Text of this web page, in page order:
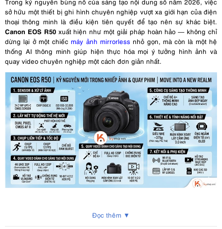
sở hữu một thiết bị ghi hình chuyên nghiệp vượt xa giới hạn của điện
thoại thông minh là điều kiện tiên quyết để tạo nên sự khác biệt.
Canon EOS R50xuất hiện như một giải pháp hoàn hảo — không chỉ
dừng lại ở một chiếcmáy ảnh mirrorless nhỏ gọn, mà còn là một hệ
thống AI thông minh giúp hiện thực hóa mọi ý tưởng hình ảnh và
quay video chuyên nghiệp một cách đơn giản nhất.
APS-C "Đè Bẹp" Smartphone
Đọc thêm ▼